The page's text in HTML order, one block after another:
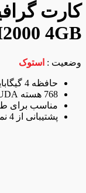
4GB
وضعیت : استوک
حافظه 4 گیگابایت GDDR5
768 هسته CUDA
مناسب برای
پشتیبانی از 4 نمایشگر هم‌زمان با خروجی DisplayPort 1.2